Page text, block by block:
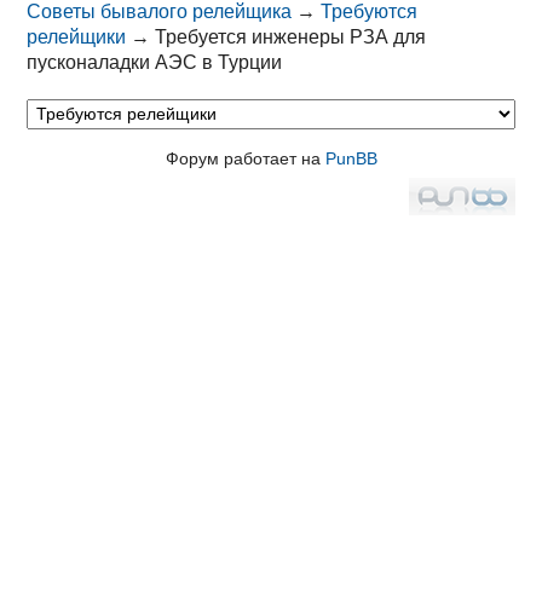
Советы бывалого релейщика →Требуются
релейщики →Требуется инженеры РЗА для
пусконаладки АЭС в Турции
Форум работает на PunBB